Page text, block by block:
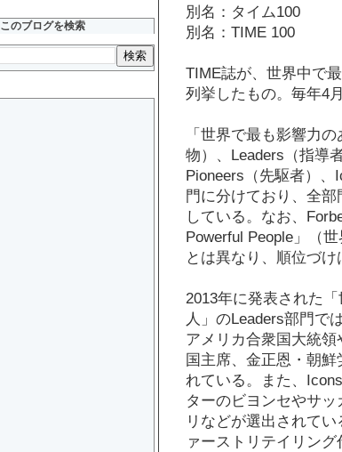
別名：タイム100
別名：TIME 100
TIME誌が、世界中で
列挙したもの。毎年4
「世界で最も影響力
物）、Leaders（指導
Pioneers（先駆者）、
門に分けており、全
している。なお、
Powerful People」（
とは異なり、順位づけ
2013年に発表された
人」のLeaders部門で
アメリカ合衆国大統
国主席、金正恩・朝
れている。また、
ターのビヨンセやサ
リなどが選出されて
ァーストリテイリン
このブログを検索